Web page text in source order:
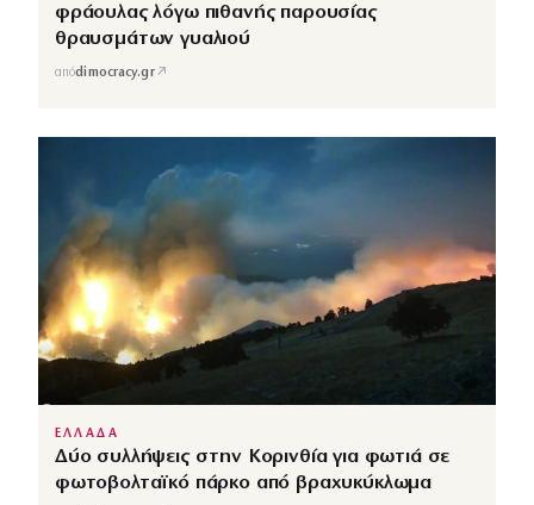
φράουλας λόγω πιθανής παρουσίας
θραυσμάτων γυαλιού
απόdimocracy.gr↗
ΕΛΛΑΔΑ
Δύο συλλήψεις στην Κορινθία για φωτιά σε
φωτοβολταϊκό πάρκο από βραχυκύκλωμα